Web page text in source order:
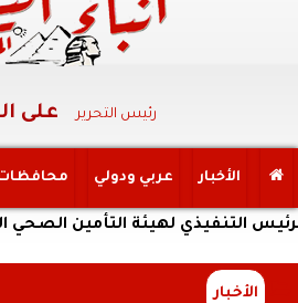
رئيس التحرير على
الأخبار عربي ودولي
لهيئة التأمين الصحي الشامل
الأخبار